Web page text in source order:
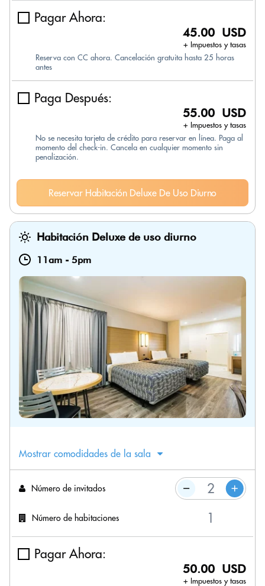
Pagar Ahora:
45.00 USD
+ Impuestos y tasas
Reserva con CC ahora. Cancelación gratuita hasta 25 horas
antes
Paga Después:
55.00 USD
+ Impuestos y tasas
No se necesita tarjeta de crédito para reservar en línea. Paga al
momento del check-in. Cancela en cualquier momento sin
penalización.
Reservar Habitación Deluxe De Uso Diurno
Habitación Deluxe de uso diurno
11am - 5pm
Mostrar comodidades de la sala
Número de invitados
Número de habitaciones
Pagar Ahora:
50.00 USD
+ Impuestos y tasas